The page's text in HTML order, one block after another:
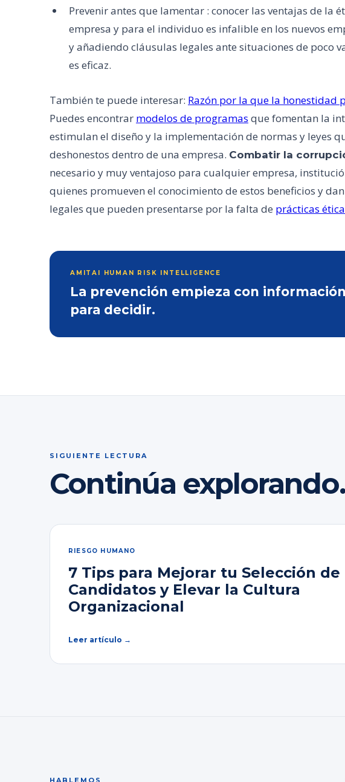
Prevenir antes que lamentar : conocer las ventajas de la
empresa y para el individuo es infalible en los nuevos
y añadiendo cláusulas legales ante situaciones de poco
es eficaz.
También te puede interesar: Razón por la que la
Puedes encontrar modelos de programas que fomentan la
estimulan el diseño y la implementación de normas y leyes
deshonestos dentro de una empresa. Combatir la
necesario y muy ventajoso para cualquier empresa,
quienes promueven el conocimiento de estos beneficios y
legales que pueden presentarse por la falta de prácticas
AMITAI HUMAN RISK INTELLIGENCE
La prevención empieza con
para decidir.
SIGUIENTE LECTURA
Continúa explorando.
RIESGO HUMANO
7 Tips para Mejorar tu Selección de
Candidatos y Elevar la Cultura
Organizacional
Leer artículo →
HABLEMOS